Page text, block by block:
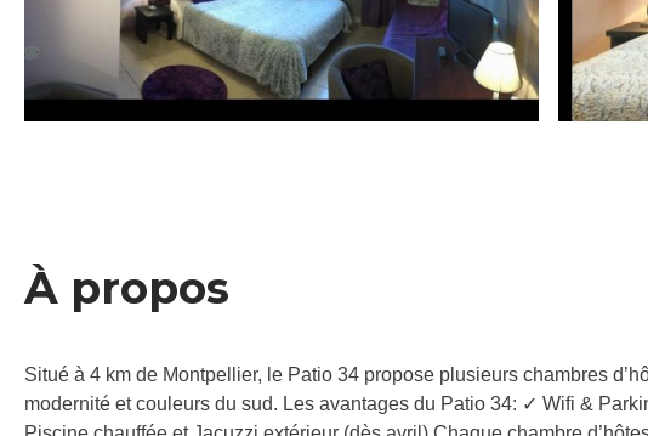
À propos
Situé à 4 km de Montpellier, le Patio 34 propose plusieurs chambres
modernité et couleurs du sud. Les avantages du Patio 34: ✓ Wifi &